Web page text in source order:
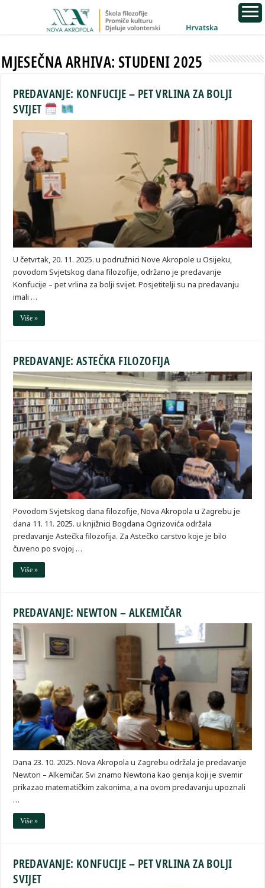
MJESEČNA ARHIVA:STUDENI 2025
PREDAVANJE: KONFUCIJE – PET VRLINA ZA BOLJI
SVIJET
U četvrtak, 20. 11. 2025. u podružnici Nove Akropole u Osijeku,
povodom Svjetskog dana filozofije, održano je predavanje
Konfucije – pet vrlina za bolji svijet. Posjetitelji su na predavanju
imali …
Više »
PREDAVANJE: ASTEČKA FILOZOFIJA
Povodom Svjetskog dana filozofije, Nova Akropola u Zagrebu je
dana 11. 11. 2025. u knjižnici Bogdana Ogrizovića održala
predavanje Astečka filozofija. Za Astečko carstvo koje je bilo
čuveno po svojoj …
Više »
PREDAVANJE: NEWTON – ALKEMIČAR
Dana 23. 10. 2025. Nova Akropola u Zagrebu održala je predavanje
Newton – Alkemičar. Svi znamo Newtona kao genija koji je svemir
prikazao matematičkim zakonima, a na ovom predavanju upoznali
…
Više »
PREDAVANJE: KONFUCIJE – PET VRLINA ZA BOLJI
SVIJET